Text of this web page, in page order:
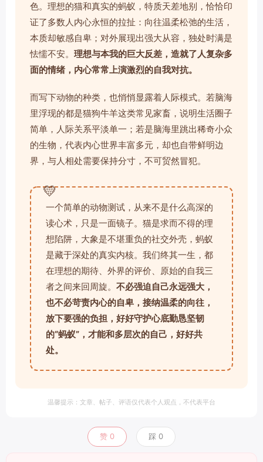
色。理想的猫和真实的蚂蚁，特质天差地别，恰恰印
证了多数人内心永恒的拉扯：向往温柔松弛的生活，
本质却敏感自卑；对外展现出强大从容，独处时满是
怯懦不安。 理想与本我的巨大反差，造就了人复杂多
面的情绪，内心常常上演激烈的自我对抗。
而写下动物的种类，也悄悄显露着人际模式。若脑海
里浮现的都是猫狗牛羊这类常见家畜，说明生活圈子
简单，人际关系平淡单一；若是脑海里跳出稀奇小众
的生物，代表内心世界丰富多元，却也自带鲜明边
界，与人相处需要保持分寸，不可贸然冒犯。
💛
一个简单的动物测试，从来不是什么高深的
读心术，只是一面镜子。猫是求而不得的理
想陷阱，大象是不堪重负的社交外壳，蚂蚁
是藏于深处的真实内核。我们终其一生，都
在理想的期待、外界的评价、原始的自我三
者之间来回周旋。 不必强迫自己永远强大，
也不必苛责内心的自卑，接纳温柔的向往，
放下要强的负担，好好守护心底勤恳坚韧
的“蚂蚁”，才能和多层次的自己，好好共
处。
温馨提示：文章、帖子、评语仅代表个人观点，不代表平台
赞 0 踩 0